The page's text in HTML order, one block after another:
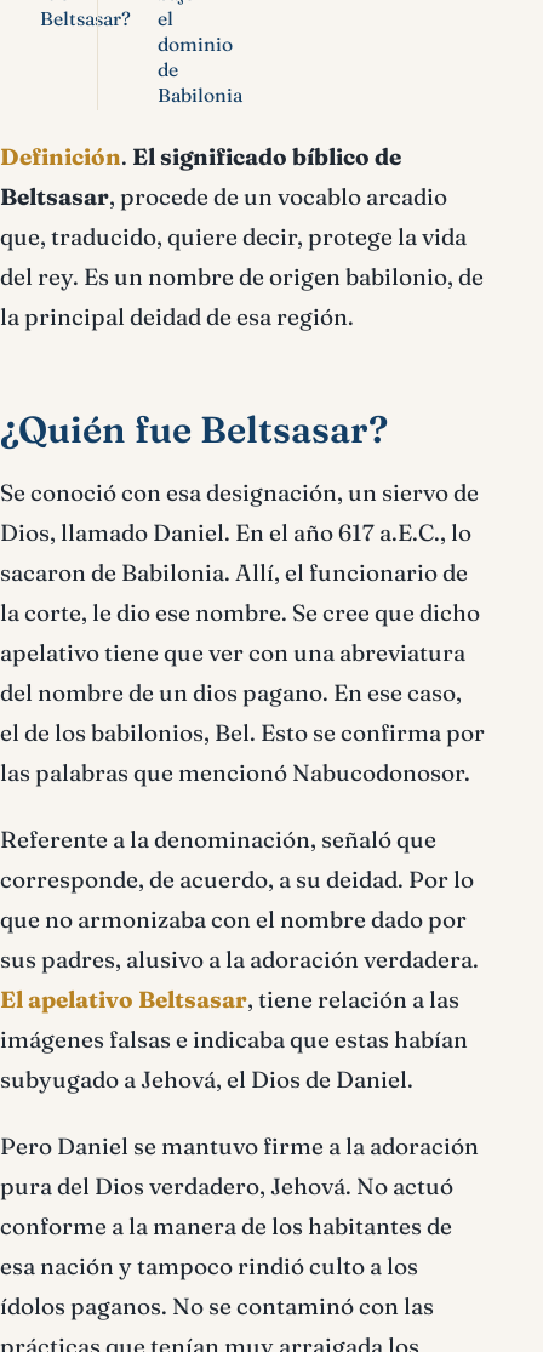
Beltsasar?
el
dominio
de
Babilonia
Definición. El significado bíblico de
Beltsasar, procede de un vocablo arcadio
que, traducido, quiere decir, protege la vida
del rey. Es un nombre de origen babilonio, de
la principal deidad de esa región.
¿Quién fue Beltsasar?
Se conoció con esa designación, un siervo de
Dios, llamado Daniel. En el año 617 a.E.C., lo
sacaron de Babilonia. Allí, el funcionario de
la corte, le dio ese nombre. Se cree que dicho
apelativo tiene que ver con una abreviatura
del nombre de un dios pagano. En ese caso,
el de los babilonios, Bel. Esto se confirma por
las palabras que mencionó Nabucodonosor.
Referente a la denominación, señaló que
corresponde, de acuerdo, a su deidad. Por lo
que no armonizaba con el nombre dado por
sus padres, alusivo a la adoración verdadera.
El apelativo Beltsasar, tiene relación a las
imágenes falsas e indicaba que estas habían
subyugado a Jehová, el Dios de Daniel.
Pero Daniel se mantuvo firme a la adoración
pura del Dios verdadero, Jehová. No actuó
conforme a la manera de los habitantes de
esa nación y tampoco rindió culto a los
ídolos paganos. No se contaminó con las
prácticas que tenían muy arraigada los